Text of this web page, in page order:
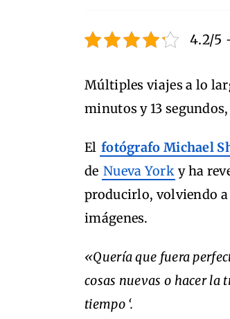
4.2/5
Múltiples viajes a lo
minutos y 13
El fotógrafo Michael
de Nueva York y ha
producirlo, volviendo a
imágenes.
«Quería que fuera
cosas nuevas o hacer la
tiempo ‘.